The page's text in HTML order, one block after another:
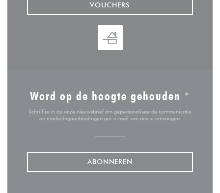
VOUCHERS
Word op de hoogte gehouden *
Schrijf je in op onze nieuwsbrief om gepersonaliseerde communicatie
en marketingaanbiedingen per e-mail van ons te ontvangen.
ABONNEREN